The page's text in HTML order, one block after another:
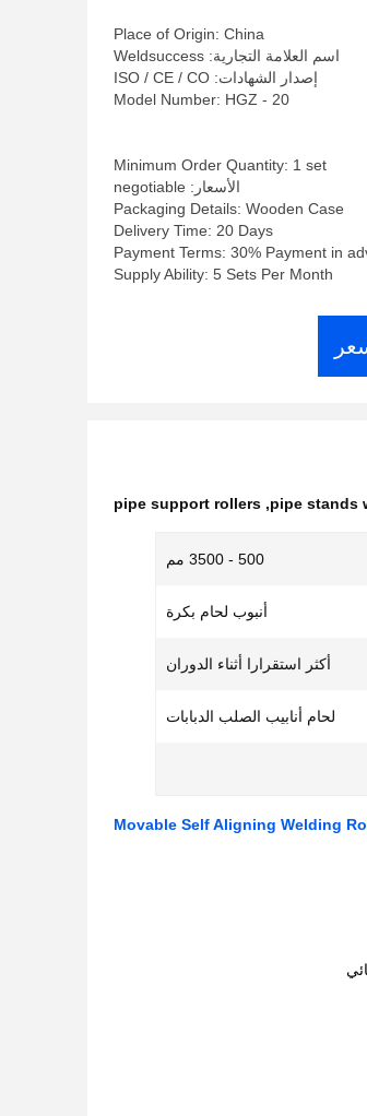
Place of Origin: China
اسم العلامة التجارية: Weldsuccess
إصدار الشهادات: ISO / CE / CO
Model Number: HGZ - 20
Minimum Order Quantity: 1 set
الأسعار: negotiable
Packaging Details: Wooden Case
Delivery Time: 20 Days
Payment Terms: 30% Payment in
Supply Ability: 5 Sets Per Month
pipe stands
,
pipe support rollers
500 - 3500 مم
أنبوب لحام بكرة
أكثر استقرارا أثناء الدوران
لحام أنابيب الصلب الدبابات
Movable Self Aligning Welding